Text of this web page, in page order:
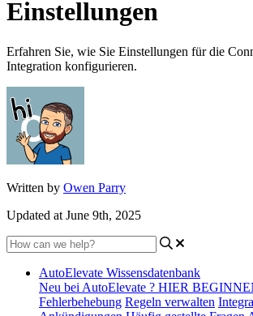
Einstellungen
Erfahren Sie, wie Sie Einstellungen für die
Integration konfigurieren.
Written by Owen Parry
Updated at June 9th, 2025
AutoElevate Wissensdatenbank
Neu bei AutoElevate ? HIER
Fehlerbehebung Regeln verwalten